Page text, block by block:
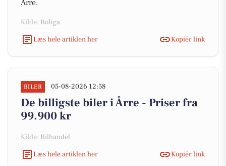
Årre.
Kilde: Boliga
Læs hele artiklen her
Kopiér link
BILER 05-08-2026 12:58
De billigste biler i Årre - Priser fra
99.900 kr
Kilde: Bilhandel
Læs hele artiklen her
Kopiér link